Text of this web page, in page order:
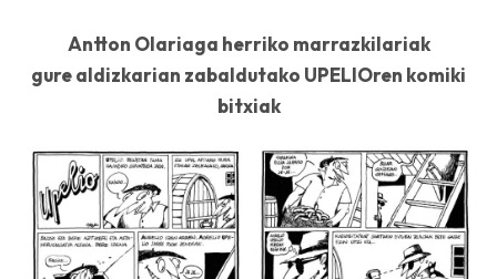
Antton Olariaga herriko marrazkilariak
gure aldizkarian zabaldutako UPELIOren komiki
bitxiak